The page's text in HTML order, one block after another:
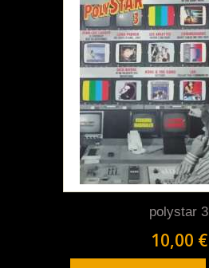
polystar 3
10,00 €